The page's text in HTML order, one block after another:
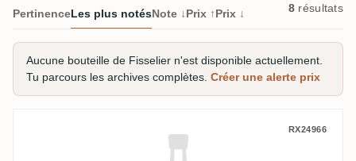
PertinenceLes plus notésNote ↓Prix ↑Prix ↓ 8 résultats
Aucune bouteille de Fisselier n'est disponible actuellement.
Tu parcours les archives complètes. Créer une alerte prix
Fisselier Le Vieux Corsaire Orange Vanille
RX24966